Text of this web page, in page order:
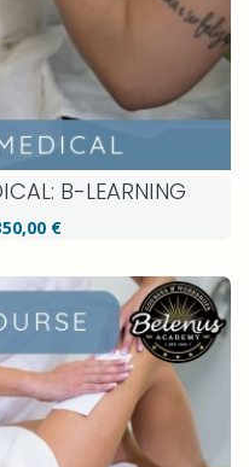
B-LEARNING
€